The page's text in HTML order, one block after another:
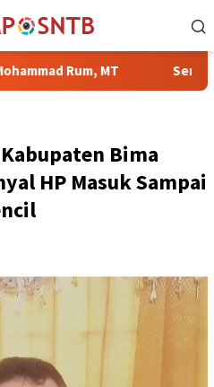
Serahkan Bantuan di
Bima
HP Masuk Sampai